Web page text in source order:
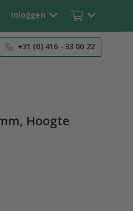
Inloggen
+31 (0) 416 - 33 00 22
Hoogte